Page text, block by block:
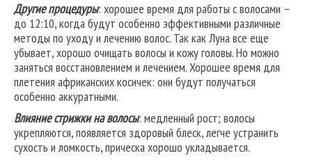
Другие процедуры: хорошее время для работы с волосами –
до 12:10, когда будут особенно эффективными различные
методы по уходу и лечению волос. Так как Луна все еще
убывает, хорошо очищать волосы и кожу головы. Но можно
заняться восстановлением и лечением. Хорошее время для
плетения африканских косичек: они будут получаться
особенно аккуратными.
Влияние стрижки на волосы: медленный рост; волосы
укрепляются, появляется здоровый блеск, легче устранить
сухость и ломкость, прическа хорошо укладывается.